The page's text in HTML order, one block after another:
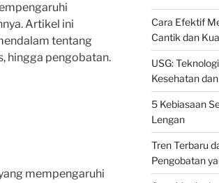
Artikel ini
tentang
hingga pengobatan.
mempengaruhi
Cara Efektif
Cantik dan
USG:
Kesehatan
5 Kebiasaan
Lengan
Tren Terbaru
Pengobatan